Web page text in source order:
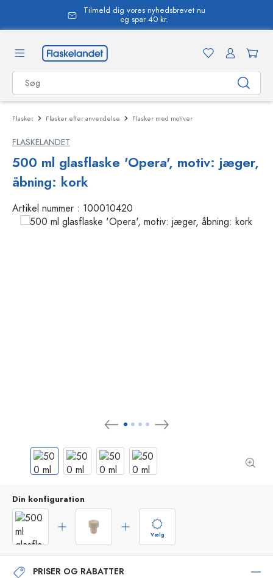
Tilmeld dig vores nyhedsbrevet nu
og spar 40 kr.
Flasker Flasker efter anvendelse Flasker med motiver
FLASKELANDET
500 ml glasflaske 'Opera', motiv: jæger,
åbning: kork
Artikel nummer : 100010420
Din konfiguration
Vælg
PRISER OG RABATTER